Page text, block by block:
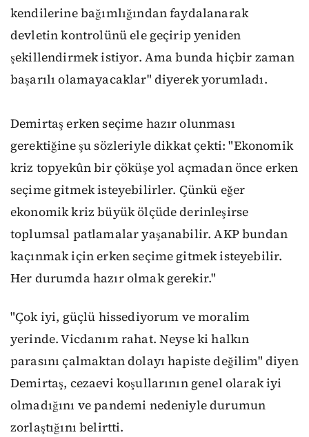
kendilerine bağımlığından faydalanarak
devletin kontrolünü ele geçirip yeniden
şekillendirmek istiyor. Ama bunda hiçbir zaman
başarılı olamayacaklar" diyerek yorumladı.
Demirtaş erken seçime hazır olunması
gerektiğine şu sözleriyle dikkat çekti: "Ekonomik
kriz topyekûn bir çöküşe yol açmadan önce erken
seçime gitmek isteyebilirler. Çünkü eğer
ekonomik kriz büyük ölçüde derinleşirse
toplumsal patlamalar yaşanabilir. AKP bundan
kaçınmak için erken seçime gitmek isteyebilir.
Her durumda hazır olmak gerekir."
"Çok iyi, güçlü hissediyorum ve moralim
yerinde. Vicdanım rahat. Neyse ki halkın
parasını çalmaktan dolayı hapiste değilim" diyen
Demirtaş, cezaevi koşullarının genel olarak iyi
olmadığını ve pandemi nedeniyle durumun
zorlaştığını belirtti.